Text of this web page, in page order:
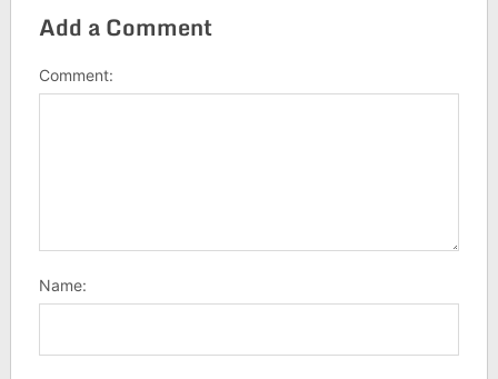
Add a Comment
Comment:
Name: